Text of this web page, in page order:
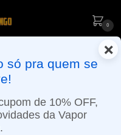
0
(SEG A SEX): PEDIDOS
VIA MOTOBOY
×
só pra quem se
de 10% OFF,
da Vapor